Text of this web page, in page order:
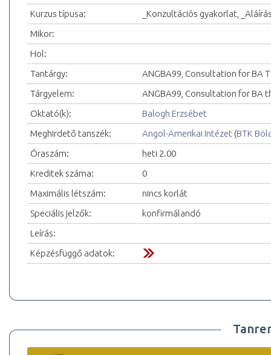
Kurzus típusa:
_Konzultációs gyakorlat,
Mikor:
Hol:
Tantárgy:
ANGBA99, Consultation for BA
Tárgyelem:
ANGBA99, Consultation for BA
Oktató(k):
Balogh Erzsébet
Meghirdető tanszék:
Angol-Amerikai Intézet (BTK
Óraszám:
heti 2.00
Kreditek száma:
0
Maximális létszám:
nincs korlát
Speciális jelzők:
konfirmálandó
Leírás:
Képzésfüggő adatok: